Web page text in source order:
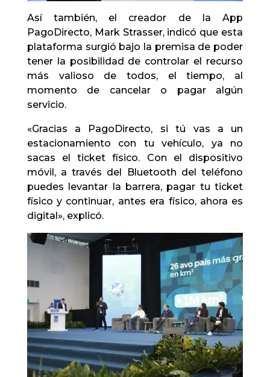
Así también, el creador de la App
PagoDirecto, Mark Strasser, indicó que esta
plataforma surgió bajo la premisa de poder
tener la posibilidad de controlar el recurso
más valioso de todos, el tiempo, al
momento de cancelar o pagar algún
servicio.
«Gracias a PagoDirecto, si tú vas a un
estacionamiento con tu vehículo, ya no
sacas el ticket físico. Con el dispositivo
móvil, a través del Bluetooth del teléfono
puedes levantar la barrera, pagar tu ticket
físico y continuar, antes era físico, ahora es
digital», explicó.